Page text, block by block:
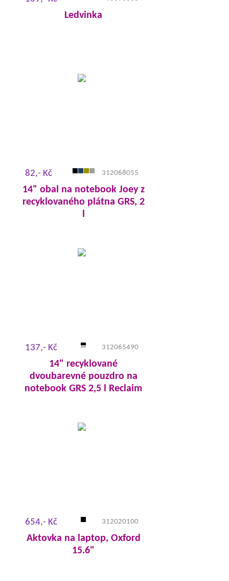
Ledvinka
82,- Kč 312068055
14" obal na notebook Joey z
recyklovaného plátna GRS, 2
l
137,- Kč 312065490
14" recyklované
dvoubarevné pouzdro na
notebook GRS 2,5 l Reclaim
654,- Kč 312020100
Aktovka na laptop, Oxford
15.6"